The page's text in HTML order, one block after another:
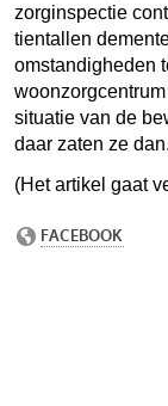
zorg­inspectie
tientallen
omstandigheden
situatie van de
daar zaten ze dan.
(Het artikel gaat